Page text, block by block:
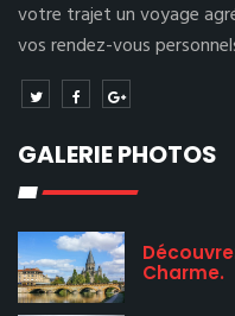
votre trajet un voyage
vos rendez-vous
GALERIE PHOTOS
Charme.